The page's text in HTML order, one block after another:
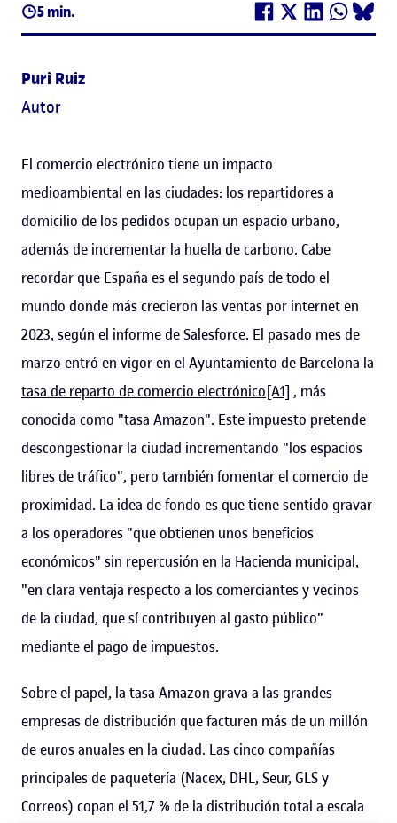
5 min.
Puri Ruiz
Autor
El comercio electrónico tiene un impacto
medioambiental en las ciudades: los repartidores a
domicilio de los pedidos ocupan un espacio urbano,
además de incrementar la huella de carbono. Cabe
recordar que España es el segundo país de todo el
mundo donde más crecieron las ventas por internet en
2023, según el informe de Salesforce. El pasado mes de
marzo entró en vigor en el Ayuntamiento de Barcelona la
tasa de reparto de comercio electrónico[A1] , más
conocida como "tasa Amazon". Este impuesto pretende
descongestionar la ciudad incrementando "los espacios
libres de tráfico", pero también fomentar el comercio de
proximidad. La idea de fondo es que tiene sentido gravar
a los operadores "que obtienen unos beneficios
económicos" sin repercusión en la Hacienda municipal,
"en clara ventaja respecto a los comerciantes y vecinos
de la ciudad, que sí contribuyen al gasto público"
mediante el pago de impuestos.
Sobre el papel, la tasa Amazon grava a las grandes
empresas de distribución que facturen más de un millón
de euros anuales en la ciudad. Las cinco compañías
principales de paquetería (Nacex, DHL, Seur, GLS y
Correos) copan el 51,7 % de la distribución total a escala